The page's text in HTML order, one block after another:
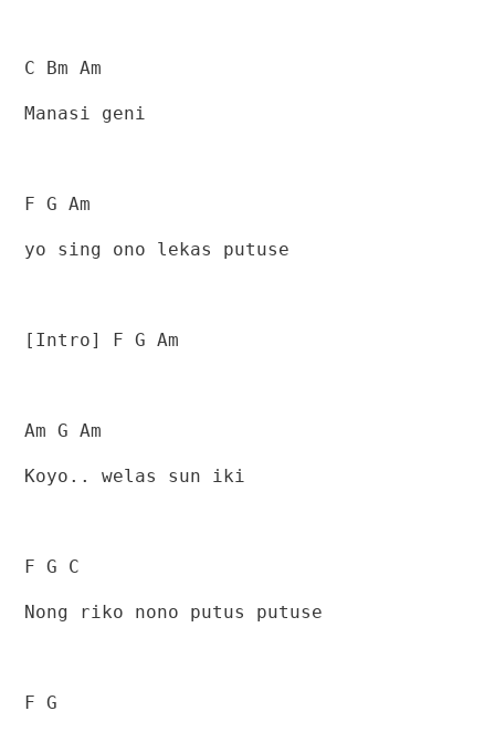
C Bm Am
Manasi geni
F G Am
yo sing ono lekas putuse
[Intro] F G Am
Am G Am
Koyo.. welas sun iki
F G C
Nong riko nono putus putuse
F G